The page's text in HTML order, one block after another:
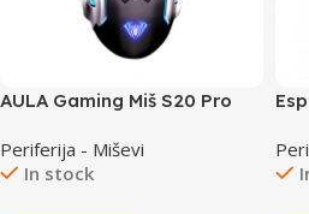
AULA Gaming Miš S20 Pro
Periferija - Miševi
In stock